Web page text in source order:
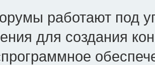
работают под
для создания